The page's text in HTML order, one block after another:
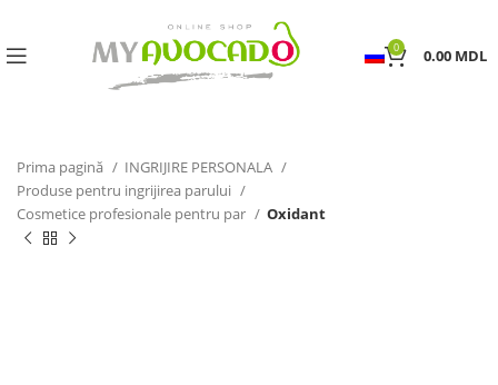
0 0.00 MDL
Prima pagină
INGRIJIRE PERSONALA
Produse pentru ingrijirea parului
Cosmetice profesionale pentru par
Oxidant